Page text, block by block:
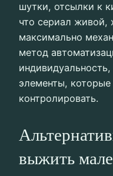
шутки, отсылки к
что сериал живой,
максимально
метод
элементы,
контролировать.
выжить